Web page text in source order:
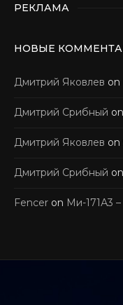
РЕКЛАМА
НОВЫЕ
Дмитрий Яковлев on
Дмитрий Срибный on
Дмитрий Яковлев on
Дмитрий Срибный on
Fencer on Ми-171А3